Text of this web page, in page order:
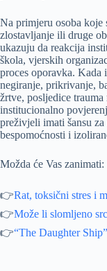
Na primjeru osoba koje
zlostavljanje ili druge
ukazuju da reakcija
škola, vjerskih
proces oporavka. Kada
negiranje, prikrivanje,
žrtve, posljedice
institucionalno
preživjeli imati šansu
bespomoćnosti i
Možda će Vas zanimati:
👉Rat, toksični stres i
👉Može li slomljeno
👉“The Daughter